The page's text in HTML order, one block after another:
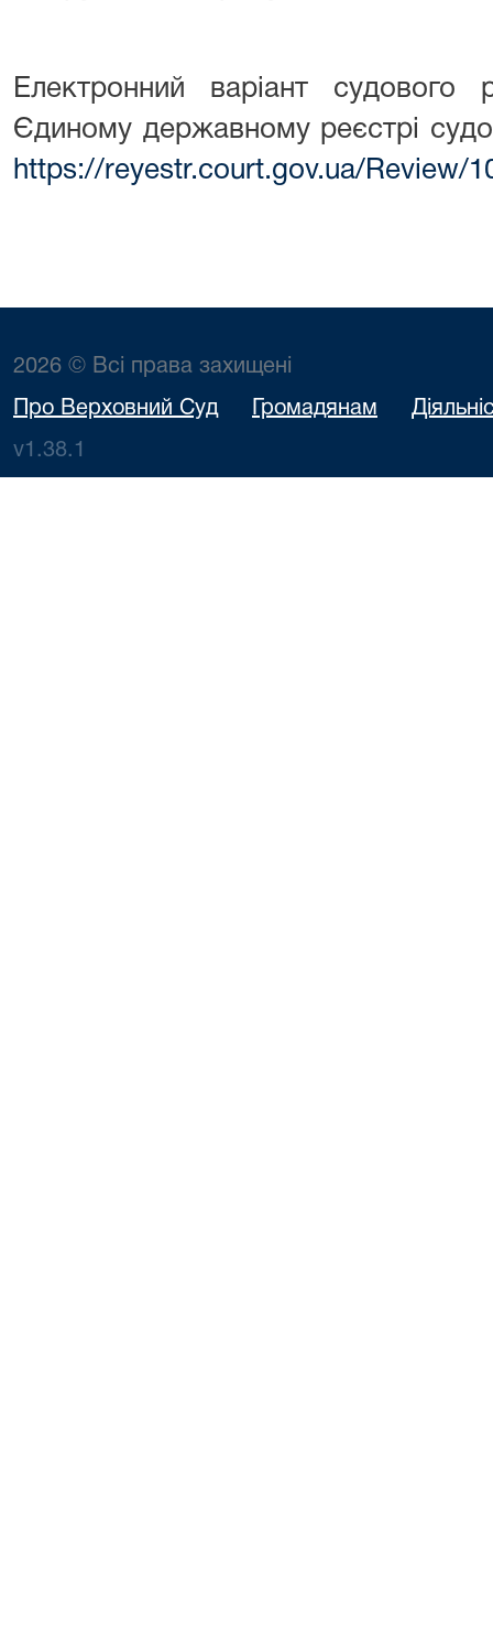
Електронний варіант
Єдиному державному реєстрі
https://reyestr.court.gov.ua/Review/
2026 © Всі права захищені
Про Верховний Суд Громадянам
v1.38.1